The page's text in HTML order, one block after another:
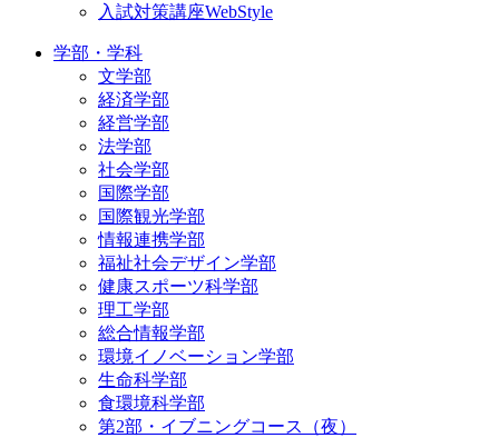
入試対策講座WebStyle
学部・学科
文学部
経済学部
経営学部
法学部
社会学部
国際学部
国際観光学部
情報連携学部
福祉社会デザイン学部
健康スポーツ科学部
理工学部
総合情報学部
環境イノベーション学部
生命科学部
食環境科学部
第2部・イブニングコース（夜）